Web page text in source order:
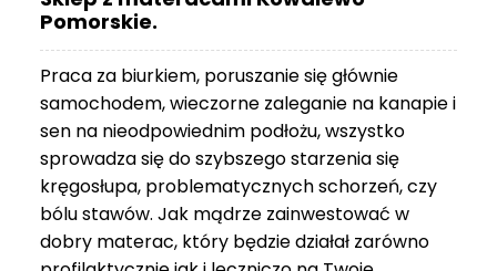
Pomorskie.
Praca za biurkiem, poruszanie się głównie
samochodem, wieczorne zaleganie na kanapie i
sen na nieodpowiednim podłożu, wszystko
sprowadza się do szybszego starzenia się
kręgosłupa, problematycznych schorzeń, czy
bólu stawów. Jak mądrze zainwestować w
dobry materac, który będzie działał zarówno